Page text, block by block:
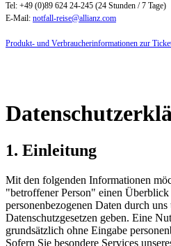
Tel: +49 (0)89 624 24-245 (24 Stunden / 7 Tage)
E-Mail: notfall-reise@allianz.com
Produkt- und Verbraucherinformationen zur
1. Einleitung
Mit den folgenden Informationen
"betroffener Person" einen
personenbezogenen Daten durch
Datenschutzgesetzen geben. Eine
grundsätzlich ohne Eingabe
Sofern Sie besondere Services